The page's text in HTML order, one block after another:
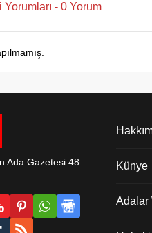
Yorumları - 0 Yorum
Ada Gazetesi 48
Künye
Adalar